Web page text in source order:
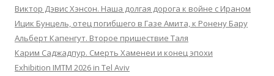
Виктор Дэвис Хэнсон. Наша долгая дорога к войне с Ираном
Ицик Бунцель, отец погибшего в Газе Амита, к Ронену Бару
Альберт Капенгут. Второе пришествие Таля
Карим Саджадпур. Смерть Хаменеи и конец эпохи
Exhibition IMTM 2026 in Tel Aviv